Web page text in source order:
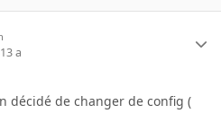
13 a
décidé de changer de config (